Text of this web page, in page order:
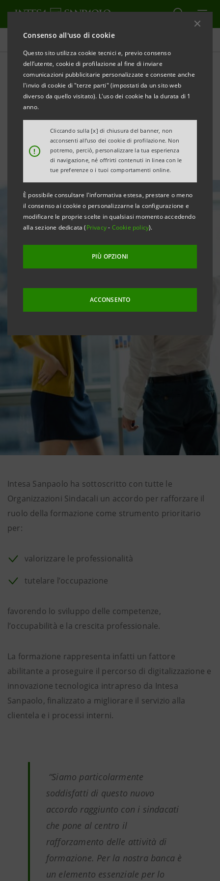
Consenso all'uso di cookie
Questo sito utilizza cookie tecnici e, previo consenso
dell’utente, cookie di profilazione al fine di inviare
comunicazioni pubblicitarie personalizzate e consente anche
l'invio di cookie di "terze parti" (impostati da un sito web
diverso da quello visitato). L'uso dei cookie ha la durata di 1
anno.
!
Cliccando sulla [x] di chiusura del banner, non
acconsenti all’uso dei cookie di profilazione. Non
potremo, perciò, personalizzare la tua esperienza
di navigazione, né offrirti contenuti in linea con le
tue preferenze o i tuoi comportamenti online.
È possibile consultare l'informativa estesa, prestare o meno
il consenso ai cookie o personalizzarne la configurazione e
modificare le proprie scelte in qualsiasi momento accedendo
alla sezione dedicata (Privacy- Cookie policy).
PIÙ OPZIONI
ACCONSENTO
Tutte le news
Formazione: pilastro per
valorizzare professionalità e
tutelare occupazione
Intesa Sanpaolo ha sottoscritto con tutte le
Organizzazioni Sindacali un accordo per rafforzare il
ruolo della formazione come strumento prioritario
per:
valorizzare le professionalità
tutelare l’occupazione
favorendo lo sviluppo delle competenze,
l’occupabilità e la crescita professionale.
La formazione rappresenta infatti un fattore
abilitante a proseguire il percorso di digitalizzazione e
innovazione tecnologica intrapreso da Intesa
Sanpaolo, finalizzato a migliorare il servizio alla
clientela e i processi interni.
“Siamo particolarmente
soddisfatti di questo nuovo
accordo raggiunto con i sindacati
che pone al centro il
rafforzamento delle attività di
formazione. Per la nostra banca è
un elemento essenziale per lo